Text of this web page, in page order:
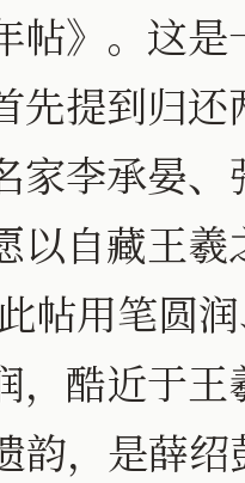
帖》。这
先提到归
家李承晏
以自藏王
用笔圆润
，酷近于
韵，是薛绍